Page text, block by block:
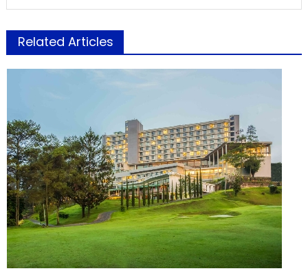
Related Articles